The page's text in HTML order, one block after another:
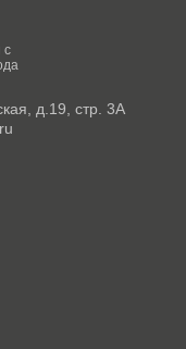
с
д.19, стр. 3А